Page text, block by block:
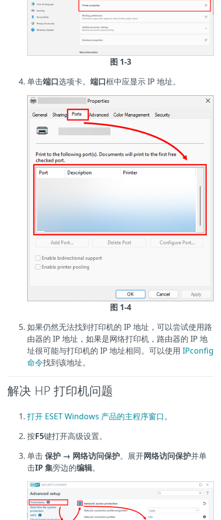
图 1-3
单击端口选项卡。 端口框中应显示 IP 地址。
图 1-4
如果仍然无法找到打印机的 IP 地址，可以尝试使用路
由器的 IP 地址，如果是网络打印机，路由器的 IP 地
址很可能与打印机的 IP 地址相同。可以使用 IPconfig
命令找到该地址。
解决 HP 打印机问题
打开 ESET Windows 产品的主程序窗口。
按F5键打开高级设置。
单击保护 → 网络访问保护。展开网络访问保护并单
击IP 集旁边的编辑。